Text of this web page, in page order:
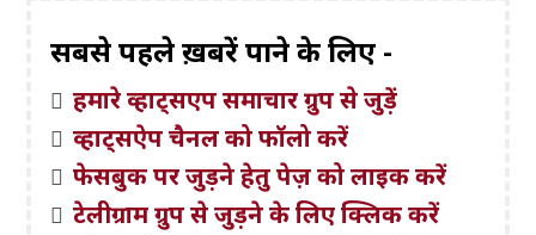
सबसे पहले ख़बरें पाने के लिए -
हमारे व्हाट्सएप समाचार ग्रुप से जुड़ें
व्हाट्सऐप चैनल को फॉलो करें
फेसबुक पर जुड़ने हेतु पेज़ को लाइक करें
टेलीग्राम ग्रुप से जुड़ने के लिए क्लिक करें